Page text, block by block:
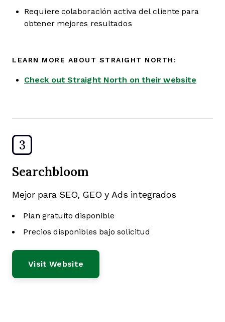
Requiere colaboración activa del cliente para
obtener mejores resultados
LEARN MORE ABOUT STRAIGHT NORTH:
Check out Straight North on their website
3
Searchbloom
Mejor para SEO, GEO y Ads integrados
Plan gratuito disponible
Precios disponibles bajo solicitud
Visit Website